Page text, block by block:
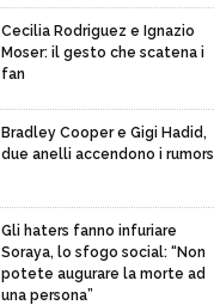
Cecilia Rodriguez e Ignazio
Moser: il gesto che scatena i
fan
Bradley Cooper e Gigi Hadid,
due anelli accendono i rumors
Gli haters fanno infuriare
Soraya, lo sfogo social: “Non
potete augurare la morte ad
una persona”